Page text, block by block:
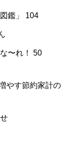
鑑」 104
〜れ！ 50
やす節約家計の